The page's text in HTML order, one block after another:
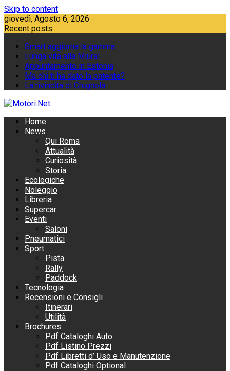
Skip to content
giovedì, Agosto 6, 2026
Recent posts
Smart aggiorna la gamma
Lunga vita alla Miura!
Appuntamento in Estonia
Ma chi ti ha dato la patente?
La rivincita di Crugnola
Home
News
Qui Roma
Attualità
Curiosità
Storia
Ecologiche
Noleggio
Libreria
Supercar
Eventi
Saloni
Pneumatici
Sport
Pista
Rally
Paddock
Tecnologia
Recensioni e Consigli
Itinerari
Utilità
Brochures
Pdf Cataloghi Auto
Pdf Listino Prezzi
Pdf Libretti d’ Uso e Manutenzione
Pdf Cataloghi Optional